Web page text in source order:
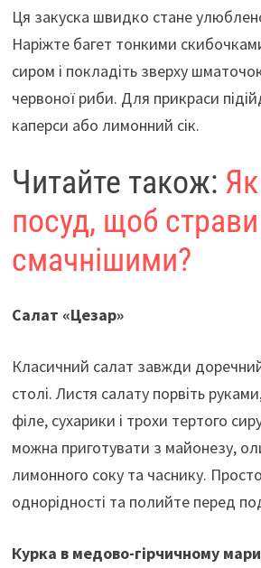
Ця закуска швидко стане
Наріжте багет тонкими
сиром і покладіть зверху
червоної риби. Для прикраси
каперси або лимонний сік.
Читайте також:
посуд, щоб
смачнішими?
Салат «Цезар»
Класичний салат завжди
столі. Листя салату порвіть
філе, сухарики і трохи тертого
можна приготувати з майонезу,
лимонного соку та часнику.
однорідності та полийте перед
Курка в медово-гірчичному